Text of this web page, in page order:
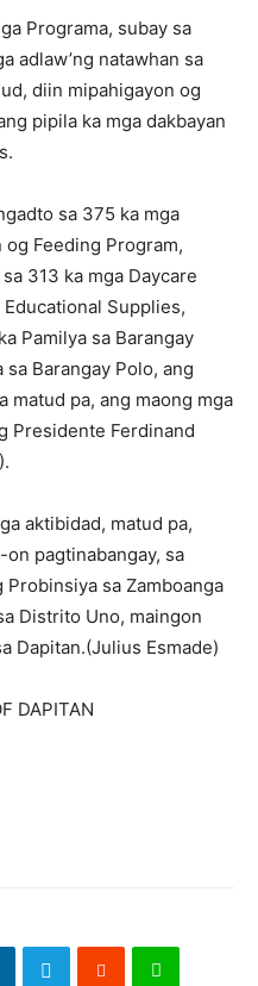
Programa, subay sa
adlaw’ng natawhan sa
diin mipahigayon og
pipila ka mga dakbayan
sa 375 ka mga
Feeding Program,
313 ka mga Daycare
Educational Supplies,
Pamilya sa Barangay
Barangay Polo, ang
matud pa, ang maong mga
Presidente Ferdinand
aktibidad, matud pa,
pagtinabangay, sa
sa Zamboanga
Distrito Uno, maingon
Dapitan.(Julius Esmade)
DAPITAN